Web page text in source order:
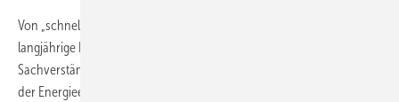
Von „schnell, schnell“ zu ganz genau: Interessante Einblicke in seine
langjährige Berufserfahrung gewährte Günter Wolter (S&I
Sachverständige Ingenieure, Norderstedt), der sich insbesondere mit
der Energieeffizienz von Heizungsanlagen auseinandersetzt.